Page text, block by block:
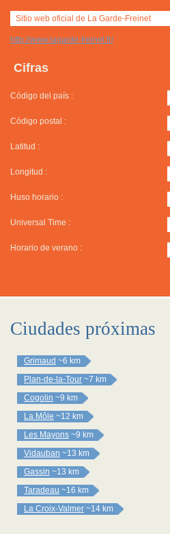
Sitio web oficial de La Garde-Freinet
http://www.lagarde-freinet.fr/
Cifras
Código del país :
Código postal :
Latitud :
Longitud :
Huso horario :
Universal Time :
Horario de verano :
Ciudades próximas
Grimaud ~6 km
Plan-de-la-Tour ~7 km
Cogolin ~9 km
La Môle ~12 km
Les Mayons ~9 km
Vidauban ~13 km
Gassin ~13 km
Taradeau ~16 km
La Croix-Valmer ~14 km